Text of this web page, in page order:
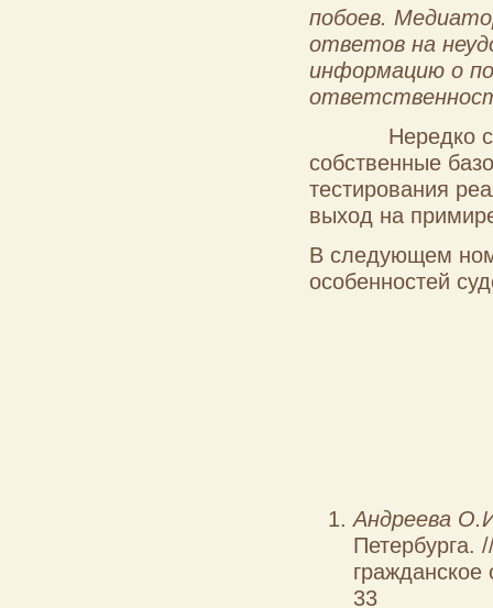
побоев.
ответов на
информацию о
Нередко
собственные
тестирования
выход на
В следующем
особенностей
Андреева
Петербурга.
33